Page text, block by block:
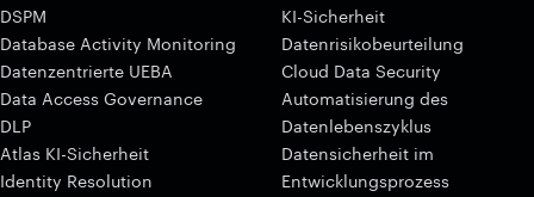
DSPM
Database Activity Monitoring
Datenzentrierte UEBA
Data Access Governance
DLP
Atlas KI-Sicherheit
Identity Resolution
KI-Sicherheit
Datenrisikobeurteilung
Cloud Data Security
Automatisierung des
Datenlebenszyklus
Datensicherheit im
Entwicklungsprozess